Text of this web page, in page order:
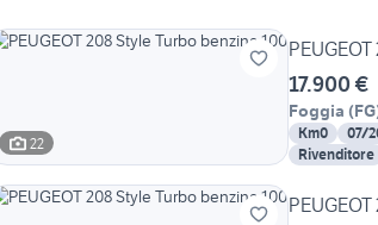
22
17.900 €
Foggia (FG
Km0 07/
Rivenditore